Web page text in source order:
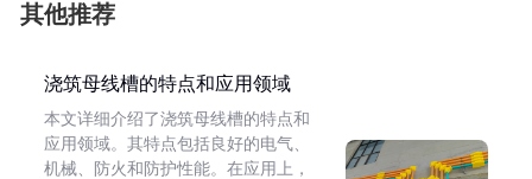
其他推荐
浇筑母线槽的特点和应用领域
本文详细介绍了浇筑母线槽的特点和
应用领域。其特点包括良好的电气、
机械、防火和防护性能。在应用上，